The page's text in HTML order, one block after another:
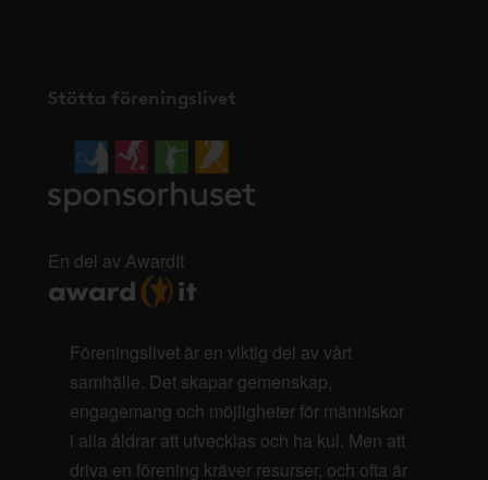
Stötta föreningslivet
En del av AwardIt
Föreningslivet är en viktig del av vårt
samhälle. Det skapar gemenskap,
engagemang och möjligheter för människor
i alla åldrar att utvecklas och ha kul. Men att
driva en förening kräver resurser, och ofta är